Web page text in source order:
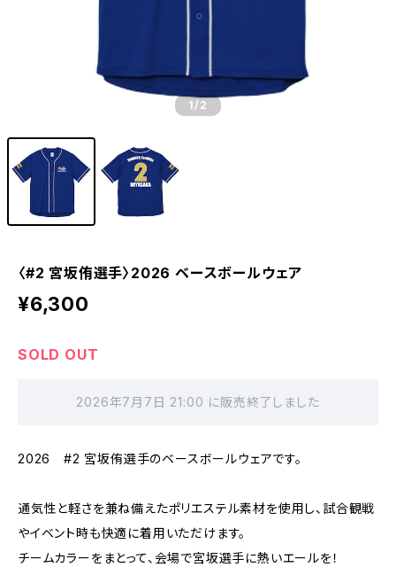
1/2
〈#2 宮坂侑選手〉2026 ベースボールウェア
¥6,300
SOLD OUT
2026年7月7日 21:00 に販売終了しました
2026 #2 宮坂侑選手のベースボールウェアです。
通気性と軽さを兼ね備えたポリエステル素材を使用し、試合観戦
やイベント時も快適に着用いただけます。
チームカラーをまとって、会場で宮坂選手に熱いエールを！